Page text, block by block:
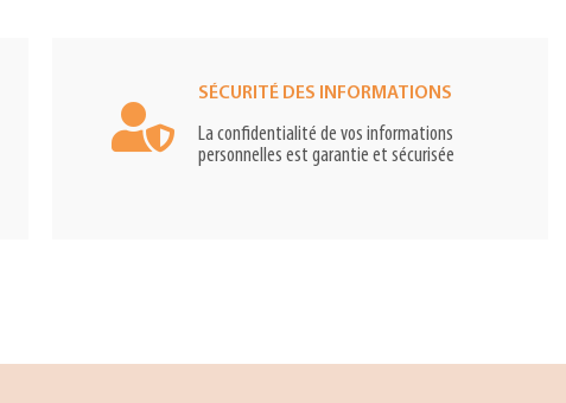
SÉCURITÉ DES INFORMATIONS
La confidentialité de vos informations
personnelles est garantie et sécurisée